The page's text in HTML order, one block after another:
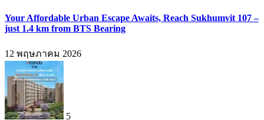
Your Affordable Urban Escape Awaits, Reach Sukhumvit 107 –
just 1.4 km from BTS Bearing
12 พฤษภาคม 2026
5